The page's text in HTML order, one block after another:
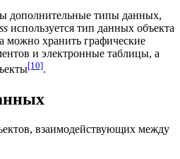
дополнительные типы данных,
используется тип данных объекта
можно хранить графические
и электронные таблицы, а
[10].
взаимодействующих между